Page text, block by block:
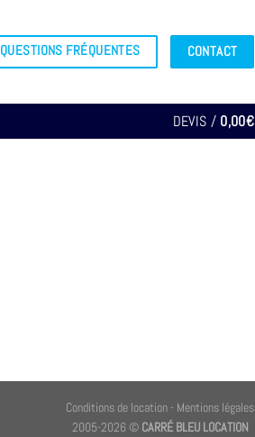
QUESTIONS FRÉQUENTES CONTACT
DEVIS / 0,00€
Conditions de location - Mentions légales
2005-2026 © CARRÉ BLEU LOCATION